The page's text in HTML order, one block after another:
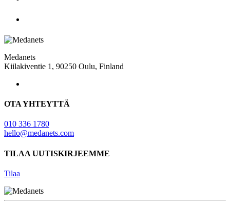
Medanets
Kiilakiventie 1, 90250 Oulu, Finland
OTA YHTEYTTÄ
010 336 1780
hello@medanets.com
TILAA UUTISKIRJEEMME
Tilaa